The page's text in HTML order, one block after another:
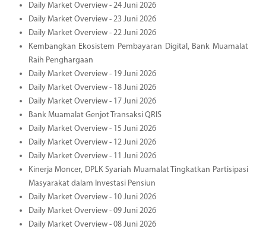
Daily Market Overview - 24 Juni 2026
Daily Market Overview - 23 Juni 2026
Daily Market Overview - 22 Juni 2026
Kembangkan Ekosistem Pembayaran Digital, Bank Muamalat
Raih Penghargaan
Daily Market Overview - 19 Juni 2026
Daily Market Overview - 18 Juni 2026
Daily Market Overview - 17 Juni 2026
Bank Muamalat Genjot Transaksi QRIS
Daily Market Overview - 15 Juni 2026
Daily Market Overview - 12 Juni 2026
Daily Market Overview - 11 Juni 2026
Kinerja Moncer, DPLK Syariah Muamalat Tingkatkan Partisipasi
Masyarakat dalam Investasi Pensiun
Daily Market Overview - 10 Juni 2026
Daily Market Overview - 09 Juni 2026
Daily Market Overview - 08 Juni 2026